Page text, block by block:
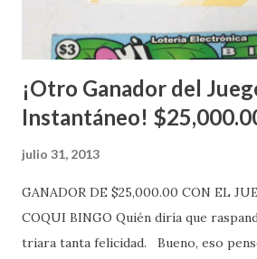
Mientras, que l...
¡Otro Ganador del
Instantáneo!
julio 31, 2013
GANADOR DE $25,000.00 CON EL
COQUI BINGO Quién diría que
triara tanta felicidad. Bueno, eso